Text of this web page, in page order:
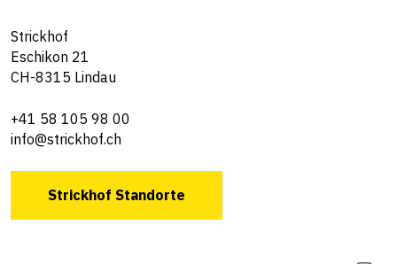
Strickhof
Eschikon 21
CH-8315 Lindau
+41 58 105 98 00
info@strickhof.ch
Strickhof Standorte